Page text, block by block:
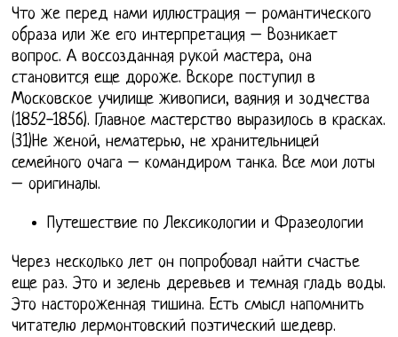
Что же перед нами иллюстрация – романтического
образа или же его интерпретация – Возникает
вопрос. А воссозданная рукой мастера, она
становится еще дороже. Вскоре поступил в
Московское училище живописи, ваяния и зодчества
(1852-1856). Главное мастерство выразилось в красках.
(31)Не женой, нематерью, не хранительницей
семейного очага – командиром танка. Все мои лоты
– оригиналы.
Путешествие по Лексикологии и Фразеологии
Через несколько лет он попробовал найти счастье
еще раз. Это и зелень деревьев и темная гладь воды.
Это настороженная тишина. Есть смысл напомнить
читателю лермонтовский поэтический шедевр.